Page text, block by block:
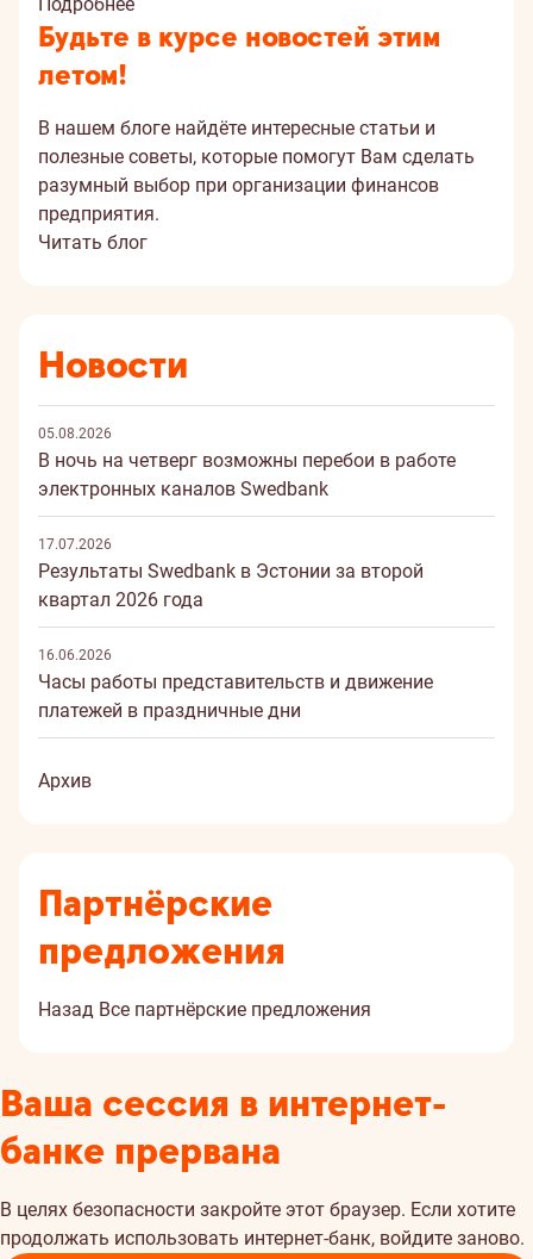
Будьте в курсе новостей этим
летом!
В нашем блоге найдёте интересные статьи и
полезные советы, которые помогут Вам сделать
разумный выбор при организации финансов
предприятия.
Читать блог
Новости
05.08.2026
В ночь на четверг возможны перебои в работе
электронных каналов Swedbank
17.07.2026
Результаты Swedbank в Эстонии за второй
квартал 2026 года
16.06.2026
Часы работы представительств и движение
платежей в праздничные дни
Архив
Партнёрские
предложения
Назад Все партнёрские предложения
Ваша сессия в интернет-
банке прервана
В целях безопасности закройте этот браузер. Если хотите
продолжать использовать интернет-банк, войдите заново.